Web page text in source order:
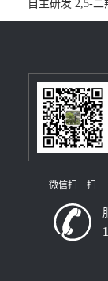
自主研发 2,5-
乙酸CAS号
百公斤级
微信扫一扫